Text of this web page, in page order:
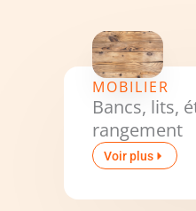
MOBILIER
Bancs, lits,
rangement
Voir plus